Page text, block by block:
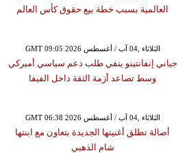
العالمية بسبب خطة بيع حقوق كأس العالم
GMT 09:05 2026 الثلاثاء ,04 آب / أغسطس
جياني إنفانتينو ينفي طلب دعم سياسي أميركي
وسط تصاعد أزمة الثقة داخل الفيفا
GMT 06:38 2026 الثلاثاء ,04 آب / أغسطس
أصالة تطلق أغنيتها الجديدة بتعاون مع ابنتها
شام الذهبي